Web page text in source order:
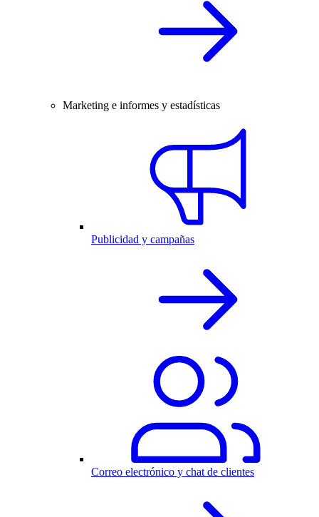
Marketing e informes y estadísticas
Publicidad y campañas
Correo electrónico y chat de clientes